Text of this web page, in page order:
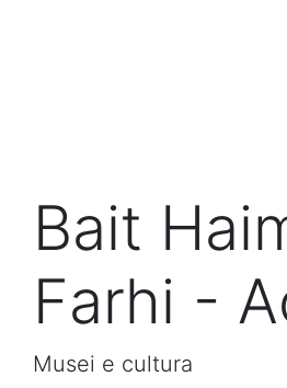
Bait
Farhi -
Musei e cultura